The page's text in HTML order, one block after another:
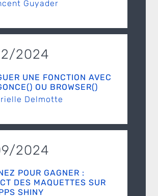
Guyader
2024
UNE FONCTION AVEC
OU BROWSER()
Delmotte
2024
POUR GAGNER :
DES MAQUETTES SUR
SHINY